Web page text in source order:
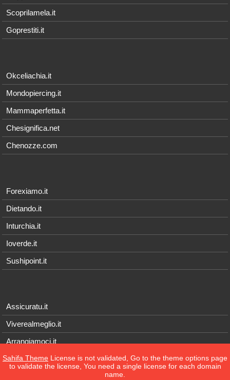
Scoprilamela.it
Goprestiti.it
Okceliachia.it
Mondopiercing.it
Mammaperfetta.it
Chesignifica.net
Chenozze.com
Forexiamo.it
Dietando.it
Inturchia.it
Ioverde.it
Sushipoint.it
Assicuratu.it
Viverealmeglio.it
Arrangiamoci.it
Tecnichef.it
Sahifa Theme License is not validated, Go to the theme options page
to validate the license, You need a single license for each domain
name.